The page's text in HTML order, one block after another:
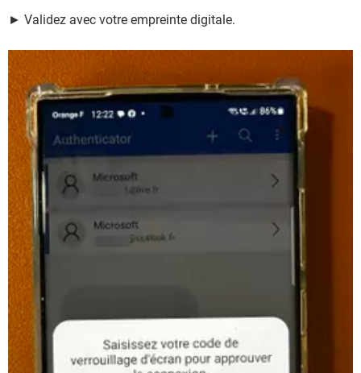
► Validez avec votre empreinte digitale.